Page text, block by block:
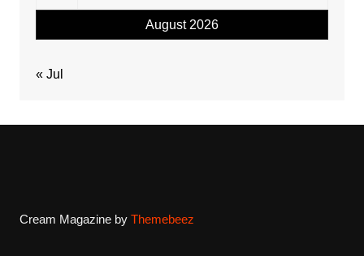
August 2026
« Jul
Cream Magazine by Themebeez